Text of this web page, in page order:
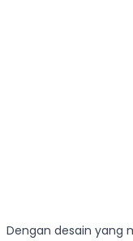
Dengan desain yang